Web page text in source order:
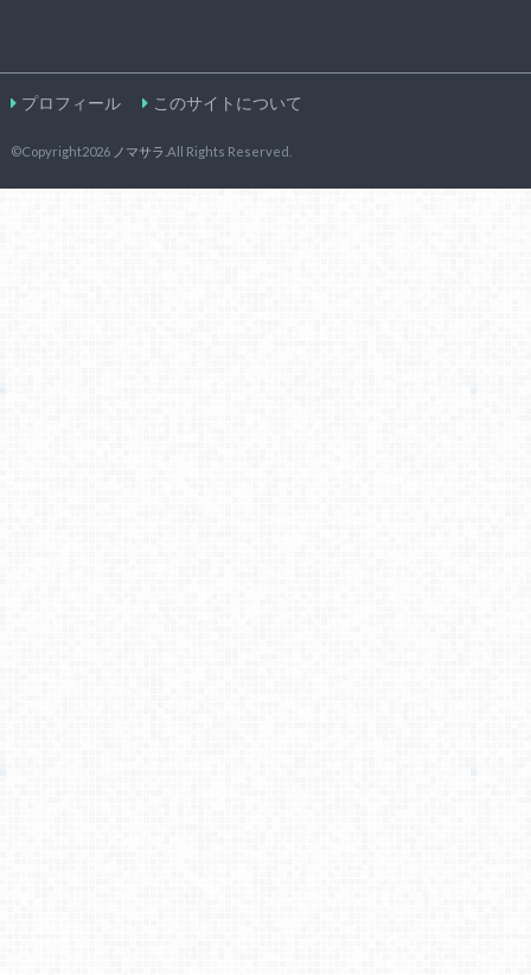
プロフィール このサイトについて
©Copyright2026 ノマサラ .All Rights Reserved.